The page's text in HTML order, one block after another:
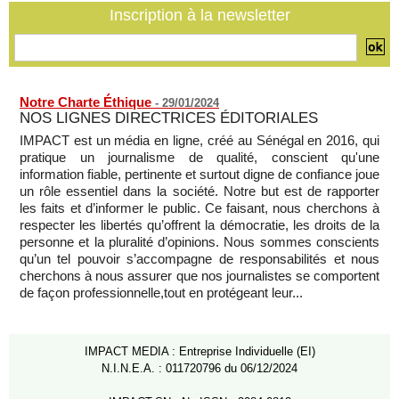
Inscription à la newsletter
Notre Charte Éthique - 29/01/2024
NOS LIGNES DIRECTRICES ÉDITORIALES
IMPACT est un média en ligne, créé au Sénégal en 2016, qui
pratique un journalisme de qualité, conscient qu'une
information fiable, pertinente et surtout digne de confiance joue
un rôle essentiel dans la société. Notre but est de rapporter
les faits et d’informer le public. Ce faisant, nous cherchons à
respecter les libertés qu’offrent la démocratie, les droits de la
personne et la pluralité d’opinions. Nous sommes conscients
qu’un tel pouvoir s’accompagne de responsabilités et nous
cherchons à nous assurer que nos journalistes se comportent
de façon professionnelle,tout en protégeant leur...
IMPACT MEDIA : Entreprise Individuelle (EI)
N.I.N.E.A. : 011720796 du 06/12/2024